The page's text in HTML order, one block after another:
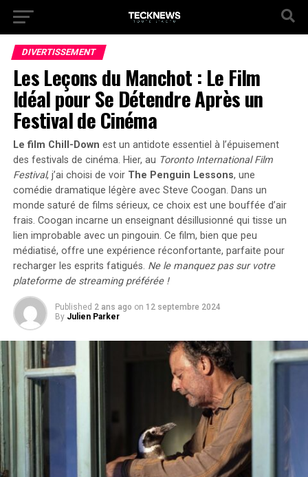
DIVERTISSEMENT
Les Leçons du Manchot : Le Film
Idéal pour Se Détendre Après un
Festival de Cinéma
Le film Chill-Down est un antidote essentiel à l’épuisement
des festivals de cinéma. Hier, au Toronto International Film
Festival, j’ai choisi de voir The Penguin Lessons, une
comédie dramatique légère avec Steve Coogan. Dans un
monde saturé de films sérieux, ce choix est une bouffée d’air
frais. Coogan incarne un enseignant désillusionné qui tisse un
lien improbable avec un pingouin. Ce film, bien que peu
médiatisé, offre une expérience réconfortante, parfaite pour
recharger les esprits fatigués. Ne le manquez pas sur votre
plateforme de streaming préférée !
Published 2 ans ago on 12 septembre 2024
By Julien Parker